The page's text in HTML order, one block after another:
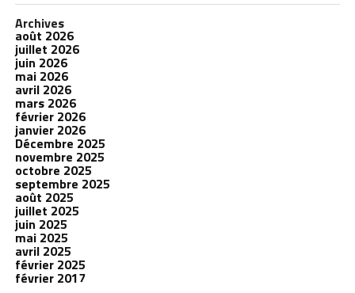
Archives
août 2026
juillet 2026
juin 2026
mai 2026
avril 2026
mars 2026
février 2026
janvier 2026
Décembre 2025
novembre 2025
octobre 2025
septembre 2025
août 2025
juillet 2025
juin 2025
mai 2025
avril 2025
février 2025
février 2017